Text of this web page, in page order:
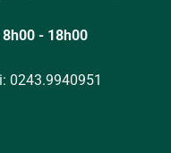
- 18h00
0243.9940951